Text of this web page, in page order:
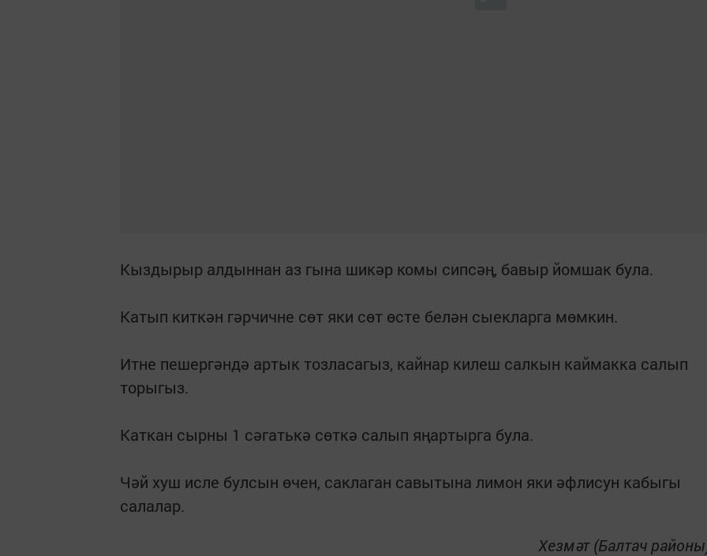
Кыздырыр алдыннан аз гына шикәр комы сипсәң, бавыр йомшак була.
Катып киткән гәрчичне сөт яки сөт өсте белән сыекларга мөмкин.
Итне пешергәндә артык тозласагыз, кайнар килеш салкын каймакка салып
торыгыз.
Каткан сырны 1 сәгатькә сөткә салып яңартырга була.
Чәй хуш исле булсын өчен, саклаган савытына лимон яки әфлисун кабыгы
салалар.
Хезмәт (Балтач